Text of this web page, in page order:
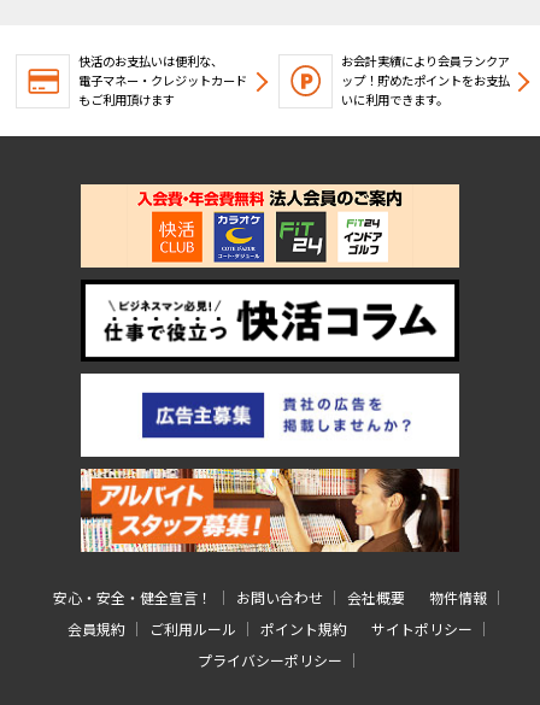
快活のお支払いは便利な、
電子マネー・クレジットカード
もご利用頂けます
お会計実績により会員ランクア
ップ！ 貯めたポイントをお支払
いに利用できます。
安心・安全・健全宣言！ お問い合わせ 会社概要
物件情報
会員規約
ご利用ルール ポイント規約
サイトポリシー
プライバシーポリシー